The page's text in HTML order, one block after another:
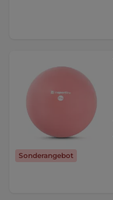
Sonderangebot